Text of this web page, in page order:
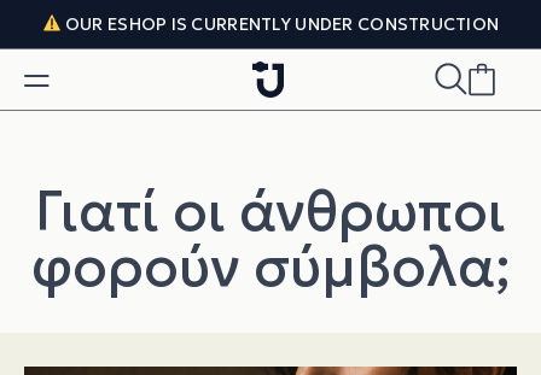
Skip to content
OUR ESHOP IS CURRENTLY UNDER CONSTRUCTION
Γιατί οι άνθρωποι
φορούν σύμβολα;